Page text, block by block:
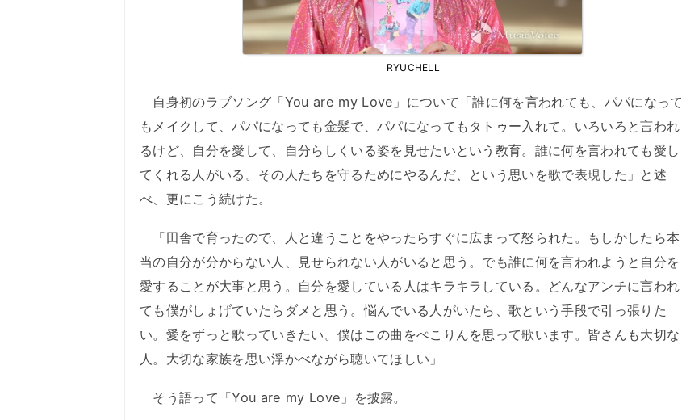
RYUCHELL
自身初のラブソング「You are my Love」について「誰に何を言われても、パパになって
もメイクして、パパになっても金髪で、パパになってもタトゥー入れて。いろいろと言われ
るけど、自分を愛して、自分らしくいる姿を見せたいという教育。誰に何を言われても愛し
てくれる人がいる。その人たちを守るためにやるんだ、という思いを歌で表現した」と述
べ、更にこう続けた。
「田舎で育ったので、人と違うことをやったらすぐに広まって怒られた。もしかしたら本
当の自分が分からない人、見せられない人がいると思う。でも誰に何を言われようと自分を
愛することが大事と思う。自分を愛している人はキラキラしている。どんなアンチに言われ
ても僕がしょげていたらダメと思う。悩んでいる人がいたら、歌という手段で引っ張りた
い。愛をずっと歌っていきたい。僕はこの曲をぺこりんを思って歌います。皆さんも大切な
人。大切な家族を思い浮かべながら聴いてほしい」
そう語って「You are my Love」を披露。